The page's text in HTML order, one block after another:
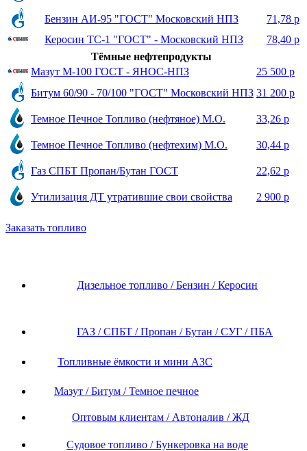
Бензин АИ-95 "ГОСТ" Московский НПЗ
71,78 р
Керосин ТС-1 "ГОСТ" - Московский НПЗ
78,40 р
Тёмные нефтепродукты
Мазут М-100 ГОСТ - ЯНОС-НПЗ
25 500 р
Битум 60/90 - 70/100 "ГОСТ" Московский НПЗ 31 200 р
Темное Печное Топливо (нефтяное) М.О. 33,26 р
Темное Печное Топливо (нефтехим) М.О. 30,44 р
Газ СПБТ Пропан/Бутан ГОСТ 22,62 р
Утилизация ДТ утратившие свои свойства 2 900 р
Заказать топливо
Дизельное топливо / Бензин / Керосин
ГАЗ / СПБТ / Пропан / Бутан / СУГ / ПБА
Топливные ёмкости и мини АЗС
Мазут / Битум / Темное печное
Оптовым клиентам / Автоналив / ЖД
Судовое топливо / Бункеровка на воде